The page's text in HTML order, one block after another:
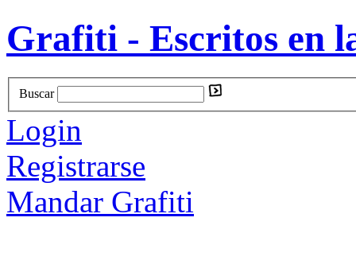
Grafiti - Escritos en
Buscar
Login
Registrarse
Mandar Grafiti